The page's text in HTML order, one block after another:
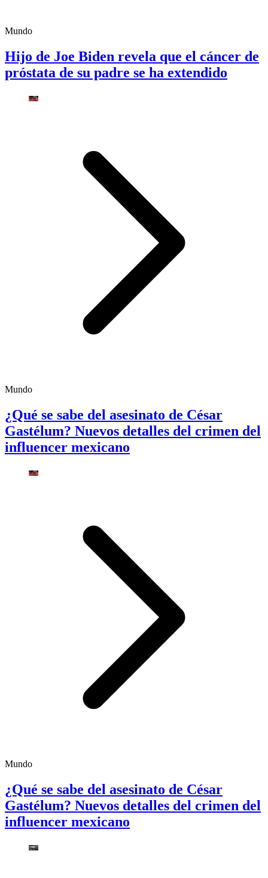
Mundo
Hijo de Joe Biden revela que el cáncer de
próstata de su padre se ha extendido
Mundo
¿Qué se sabe del asesinato de César
Gastélum? Nuevos detalles del crimen del
influencer mexicano
Mundo
¿Qué se sabe del asesinato de César
Gastélum? Nuevos detalles del crimen del
influencer mexicano